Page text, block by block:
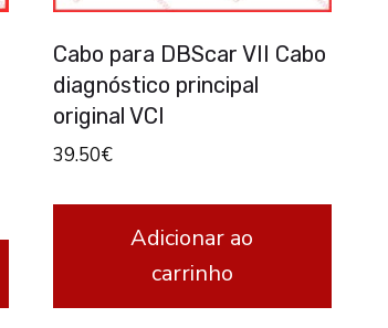
Cabo para DBScar VII Cabo
diagnóstico principal
original VCI
39.50€
Adicionar ao
carrinho